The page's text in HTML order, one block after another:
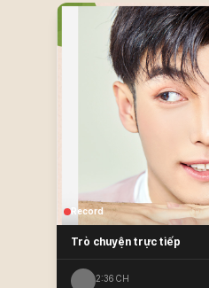
Record
Trò chuyện trực tiếp
2:36 CH